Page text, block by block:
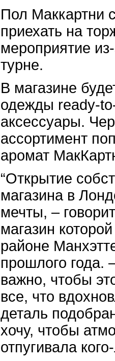
Пол Маккартни
приехать на
мероприятие
турне.
В магазине
одежды ready-
аксессуары.
ассортимент
аромат
“Открытие
магазина в
мечты, –
магазин
районе
прошлого года.
важно, чтобы
все, что
деталь
хочу, чтобы
отпугивала